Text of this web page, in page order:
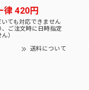
律 420円
ても対応できません
ご注文時に日時指定
）
送料について